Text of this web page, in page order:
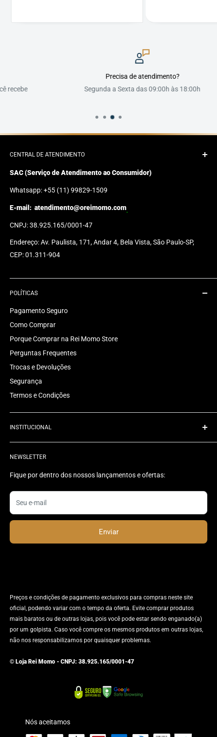
Precisa de atendimento?
Segunda a Sexta das 09:00h às 18:00h
CENTRAL DE ATENDIMENTO
SAC (Serviço de Atendimento ao Consumidor)
Whatsapp: +55 (11) 99829-1509
E-mail: atendimento@oreimomo.com
CNPJ: 38.925.165/0001-47
Endereço: Av. Paulista, 171, Andar 4, Bela Vista, São Paulo-SP,
CEP: 01.311-904
POLÍTICAS
Pagamento Seguro
Como Comprar
Porque Comprar na Rei Momo Store
Perguntas Frequentes
Trocas e Devoluções
Segurança
Termos e Condições
INSTITUCIONAL
Quem Somos
Rastrear Pedido
Contato
NEWSLETTER
Fique por dentro dos nossos lançamentos e ofertas:
Seu e-mail
Enviar
Preços e condições de pagamento exclusivos para compras neste site
oficial, podendo variar com o tempo da oferta. Evite comprar produtos
mais baratos ou de outras lojas, pois você pode estar sendo enganado(a)
por um golpista. Caso você compre os mesmos produtos em outras lojas,
não nos responsabilizamos por quaisquer problemas.
© Loja Rei Momo - CNPJ: 38.925.165/0001-47
Nós aceitamos